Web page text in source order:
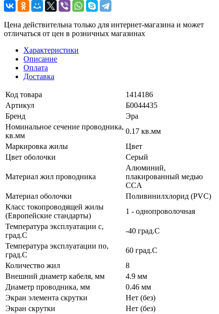
Цена действительна только для интернет-магазина и может
отличаться от цен в розничных магазинах
Характеристики
Описание
Оплата
Доставка
Код товара
1414186
Артикул
Б0044435
Бренд
Эра
Номинальное сечение проводника,
кв.мм
0.17 кв.мм
Маркировка жилы
Цвет
Цвет оболочки
Серый
Материал жил проводника
Алюминий,
плакированный медью
CCA
Материал оболочки
Поливинилхлорид (PVC)
Класс токопроводящей жилы
(Европейские стандарты)
1 - однопроволочная
Температура эксплуатации с,
град.C
-40 град.C
Температура эксплуатации по,
град.C
60 град.C
Количество жил
8
Внешний диаметр кабеля, мм
4.9 мм
Диаметр проводника, мм
0.46 мм
Экран элемента скрутки
Нет (без)
Экран скрутки
Нет (без)